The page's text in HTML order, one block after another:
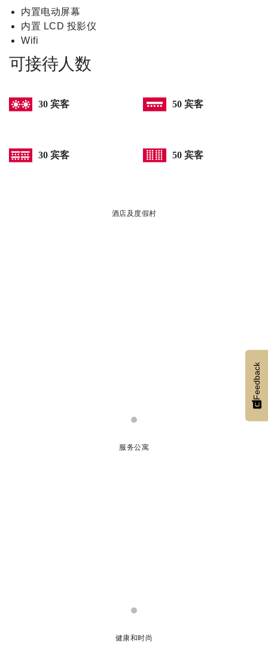
内置电动屏幕
内置 LCD 投影仪
Wifi
可接待人数
30 宾客 50 宾客
30 宾客 50 宾客
酒店及度假村
服务公寓
健康和时尚
Feedback